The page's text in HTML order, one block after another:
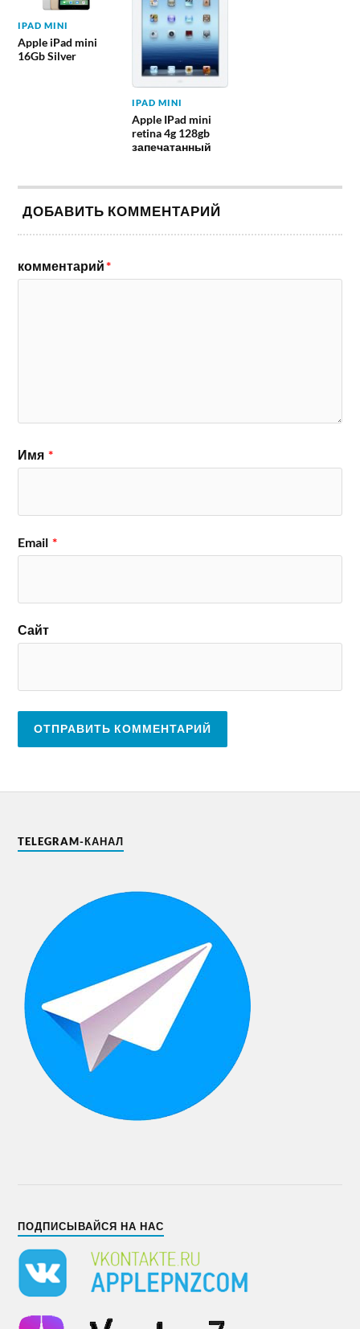
IPAD MINI
Apple iPad mini
16Gb Silver
IPAD MINI
Apple IPad mini
retina 4g 128gb
запечатанный
ДОБАВИТЬ КОММЕНТАРИЙ
комментарий*
Имя *
Email *
Сайт
TELEGRAM-КАНАЛ
ПОДПИСЫВАЙСЯ НА НАС